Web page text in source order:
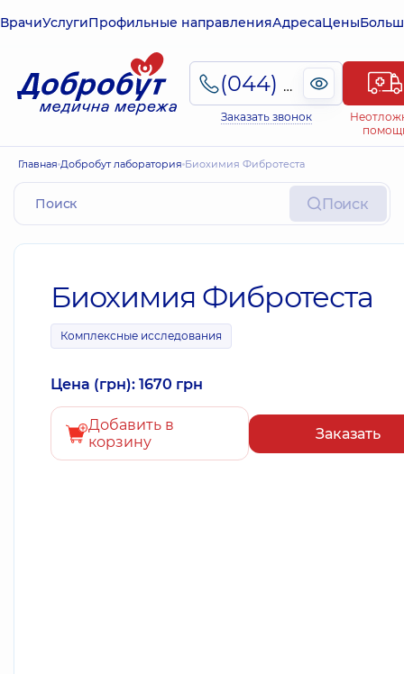
ВрачиУслугиПрофильные направленияАдресаЦены
(044) 495-2-888
Заказать звонок
Главная Добробут лаборатория Биохимия Фибротеста
Поиск
Биохимия Фибротеста
Комплексные исследования
Цена (грн): 1670 грн
Добавить в
корзину
Заказать